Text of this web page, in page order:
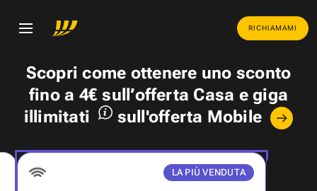
RICHIAMAMI
Scopri come ottenere uno sconto
fino a 4€ sull’offerta Casa egiga
illimitati
sull'offerta Mobile
LA PIÙ VENDUTA